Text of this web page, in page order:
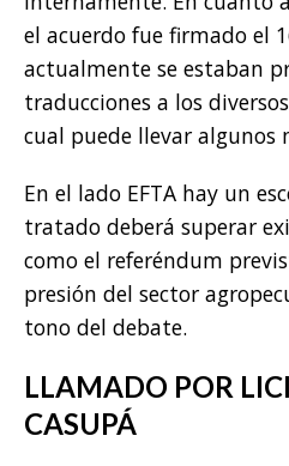
el acuerdo fue firmado el
actualmente se estaban
traducciones a los
cual puede llevar algunos
En el lado EFTA hay un
tratado deberá superar
como el referéndum
presión del sector
tono del debate.
LLAMADO POR
CASUPÁ